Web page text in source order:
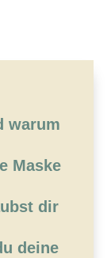
warum
Maske
dir
deine